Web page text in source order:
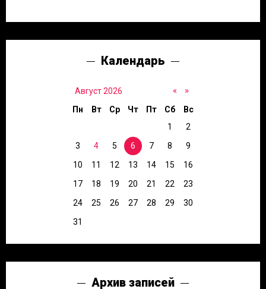
Календарь
«
Август 2026 »
Пн Вт Ср Чт Пт Сб
Вс
1
2
3
4 5 6 7 8
9
10
11 12 13 14 15
16
17
18 19 20 21 22
23
24
25 26 27 28 29
30
31
Архив записей